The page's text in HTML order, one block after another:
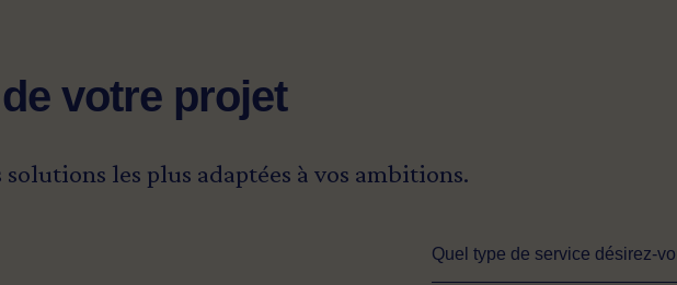
votre projet
les plus adaptées à vos ambitions.
Quel type de service désirez-